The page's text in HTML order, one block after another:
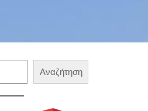
Αναζήτηση